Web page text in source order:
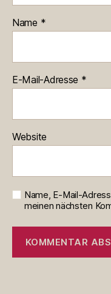
Name *
E-Mail-Adresse *
Website
Name, E-Mail-
meinen nächsten